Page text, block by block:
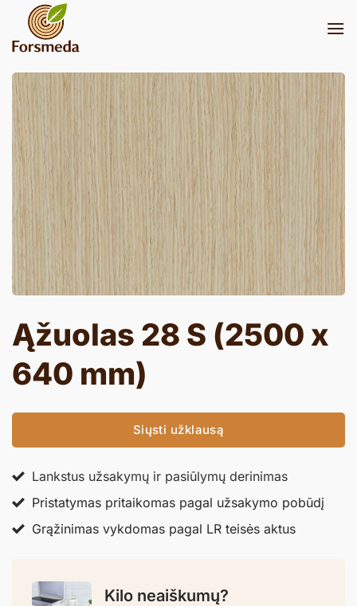
content
Ąžuolas 28 S (2500 x
640 mm)
Siųsti užklausą
Lankstus užsakymų ir pasiūlymų derinimas
Pristatymas pritaikomas pagal užsakymo pobūdį
Grąžinimas vykdomas pagal LR teisės aktus
Kilo neaiškumų?